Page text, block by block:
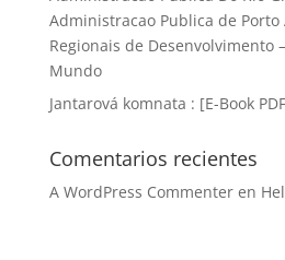
Administracao Publica de Porto
Regionais de Desenvolvimento
Mundo
Jantarová komnata : [E-Book
Comentarios recientes
A WordPress Commenteren